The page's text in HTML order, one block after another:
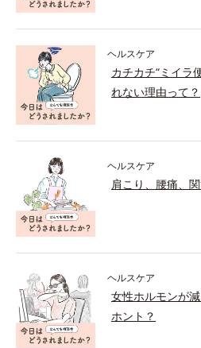
ヘルスケア
カチカチ“ミイラ
れない理由って？
ヘルスケア
肩こり、腰痛、
ヘルスケア
女性ホルモンが
ホント？